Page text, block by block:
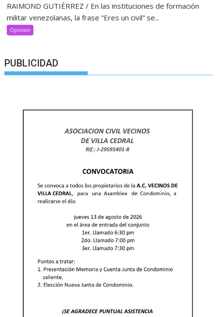
RAIMOND GUTIÉRREZ / En las instituciones de formación
militar venezolanas, la frase “Eres un civil” se...
Opinión
PUBLICIDAD